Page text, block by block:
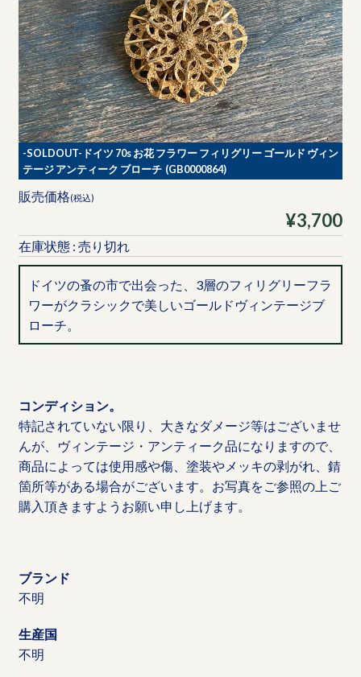
-SOLDOUT-ドイツ 70s お花 フラワー フィリグリー ゴールド ヴィン
テージ アンティーク ブローチ (GB0000864)
販売価格(税込)
¥3,700
在庫状態 : 売り切れ
ドイツの蚤の市で出会った、3層のフィリグリーフラ
ワーがクラシックで美しいゴールドヴィンテージブ
ローチ。
コンディション。
特記されていない限り、大きなダメージ等はございませ
んが、ヴィンテージ・アンティーク品になりますので、
商品によっては使用感や傷、塗装やメッキの剥がれ、錆
箇所等がある場合がございます。お写真をご参照の上ご
購入頂きますようお願い申し上げます。
ブランド
不明
生産国
不明